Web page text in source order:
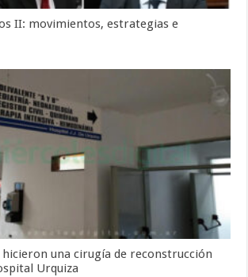
II: movimientos, estrategias e
una cirugía de reconstrucción
Urquiza